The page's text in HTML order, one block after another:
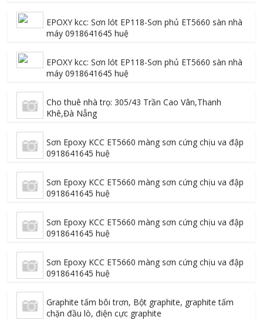
EPOXY kcc: Sơn lót EP118-Sơn phủ ET5660 sàn nhà
máy 0918641645 huệ
EPOXY kcc: Sơn lót EP118-Sơn phủ ET5660 sàn nhà
máy 0918641645 huệ
Cho thuê nhà trọ: 305/43 Trần Cao Vân,Thanh
Khê,Đà Nẵng
Sơn Epoxy KCC ET5660 màng sơn cứng chịu va đập
0918641645 huệ
Sơn Epoxy KCC ET5660 màng sơn cứng chịu va đập
0918641645 huệ
Sơn Epoxy KCC ET5660 màng sơn cứng chịu va đập
0918641645 huệ
Sơn Epoxy KCC ET5660 màng sơn cứng chịu va đập
0918641645 huệ
Graphite tấm bôi trơn, Bột graphite, graphite tấm
chặn đầu lò, điện cực graphite